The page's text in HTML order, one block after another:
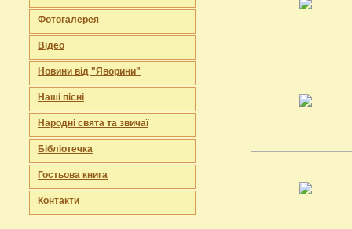
Фотогалерея
Відео
Новини від "Яворини"
Наші пісні
Народні свята та звичаї
Бібліотечка
Гостьова книга
Контакти